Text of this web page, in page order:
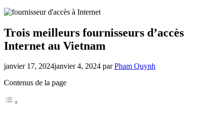
Trois meilleurs fournisseurs d’accès
Internet au Vietnam
janvier 17, 2024janvier 4, 2024 parPham Quynh
Contenus de la page